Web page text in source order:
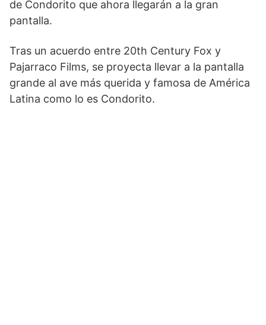
de Condorito que ahora llegarán a la gran
pantalla.
Tras un acuerdo entre 20th Century Fox y
Pajarraco Films, se proyecta llevar a la pantalla
grande al ave más querida y famosa de América
Latina como lo es Condorito.